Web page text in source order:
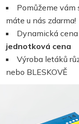
Výroba razítek
Pomůžeme vám
máte u nás zdarma!
Dynamická
jednotková cena
Výroba letáků
nebo BLESKOVĚ